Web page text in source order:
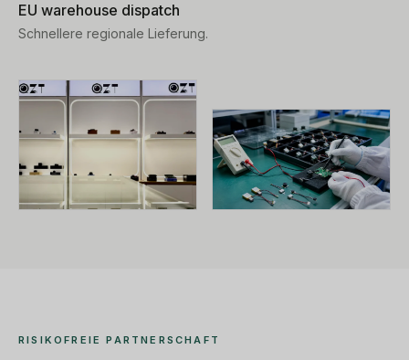
EU warehouse dispatch
Schnellere regionale Lieferung.
RISIKOFREIE PARTNERSCHAFT